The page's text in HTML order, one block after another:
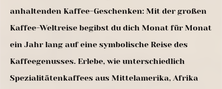
anhaltenden Kaffee-Geschenken: Mit der großen
Kaffee-Weltreise begibst du dich Monat für Monat
ein Jahr lang auf eine symbolische Reise des
Kaffeegenusses. Erlebe, wie unterschiedlich
Spezialitätenkaffees aus Mittelamerika, Afrika